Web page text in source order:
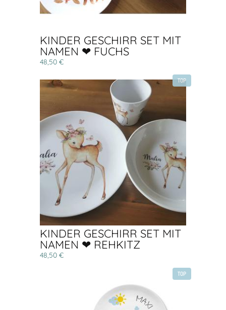
KINDER GESCHIRR SET MIT
NAMEN ❤ FUCHS
48,50 €
TOP
KINDER GESCHIRR SET MIT
NAMEN ❤ REHKITZ
48,50 €
TOP